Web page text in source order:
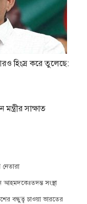
হিংস্র করে তুলেছে:
সাক্ষাত
আহমদকেঃতদন্ত সংস্থা
বন্ধুত্ব চাওয়া ভারতের